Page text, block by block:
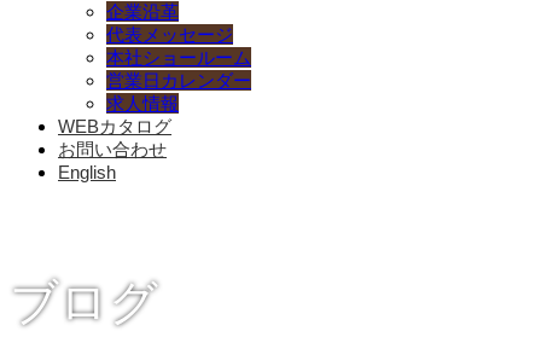
企業沿革
代表メッセージ
本社ショールーム
営業日カレンダー
求人情報
WEBカタログ
お問い合わせ
English
ブログ